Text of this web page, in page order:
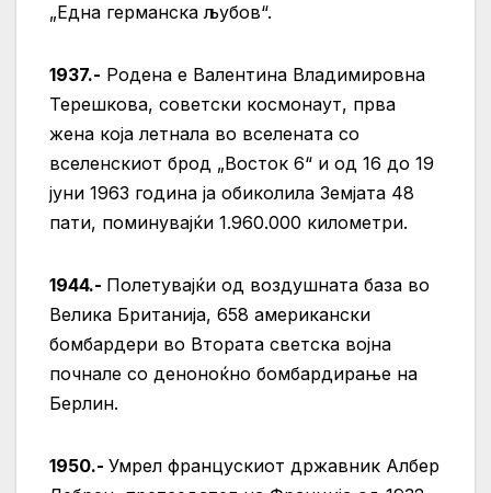
„Една германска љубов“.
1937.- Родена е Валентина Владимировна
Терешкова, советски космонаут, прва
жена која летнала во вселената со
вселенскиот брод „Восток 6“ и од 16 до 19
јуни 1963 година ја обиколила Земјата 48
пати, поминувајќи 1.960.000 километри.
1944.- Полетувајќи од воздушната база во
Велика Британија, 658 американски
бомбардери во Втората светска војна
почнале со деноноќно бомбардирање на
Берлин.
1950.- Умрел францускиот државник Албер